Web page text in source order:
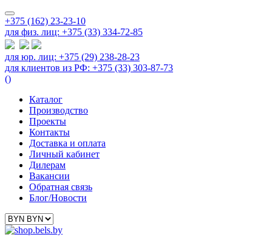
+375 (162) 23-23-10
для физ. лиц: +375 (33) 334-72-85
для юр. лиц: +375 (29) 238-28-23
для клиентов из РФ: +375 (33) 303-87-73
()
Каталог
Производство
Проекты
Контакты
Доставка и оплата
Личный кабинет
Дилерам
Вакансии
Обратная связь
Блог/Новости